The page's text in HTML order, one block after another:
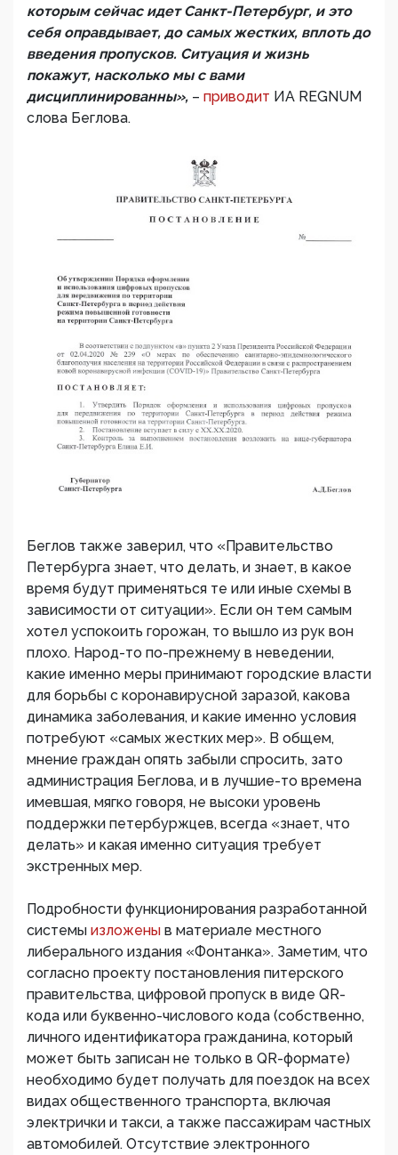
которым сейчас идет Санкт-Петербург, и это
себя оправдывает, до самых жестких, вплоть до
введения пропусков. Ситуация и жизнь
покажут, насколько мы с вами
дисциплинированны», – приводит ИА REGNUM
слова Беглова.
Беглов также заверил, что «Правительство
Петербурга знает, что делать, и знает, в какое
время будут применяться те или иные схемы в
зависимости от ситуации». Если он тем самым
хотел успокоить горожан, то вышло из рук вон
плохо. Народ-то по-прежнему в неведении,
какие именно меры принимают городские власти
для борьбы с коронавирусной заразой, какова
динамика заболевания, и какие именно условия
потребуют «самых жестких мер». В общем,
мнение граждан опять забыли спросить, зато
администрация Беглова, и в лучшие-то времена
имевшая, мягко говоря, не высоки уровень
поддержки петербуржцев, всегда «знает, что
делать» и какая именно ситуация требует
экстренных мер.
Подробности функционирования разработанной
системы изложены в материале местного
либерального издания «Фонтанка». Заметим, что
согласно проекту постановления питерского
правительства, цифровой пропуск в виде QR-
кода или буквенно-числового кода (собственно,
личного идентификатора гражданина, который
может быть записан не только в QR-формате)
необходимо будет получать для поездок на всех
видах общественного транспорта, включая
электрички и такси, а также пассажирам частных
автомобилей. Отсутствие электронного